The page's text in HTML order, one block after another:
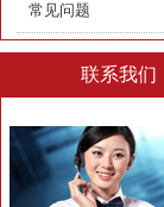
常见问题
联系我们